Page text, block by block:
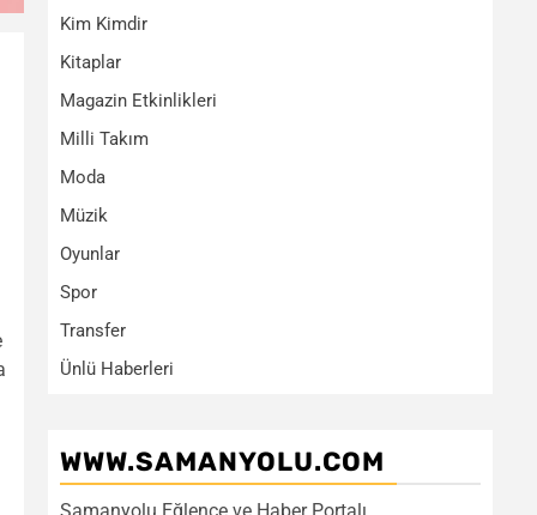
Kim Kimdir
Kitaplar
Magazin Etkinlikleri
Milli Takım
Moda
Müzik
Oyunlar
Spor
Transfer
Ünlü Haberleri
WWW.SAMANYOLU.COM